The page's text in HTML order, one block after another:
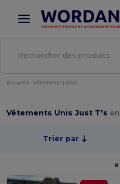
× Appli Wordans
Meilleurs prix sur
Accueil Vêtements | Unis
Vêtements Unis Just T's
Trier par
8